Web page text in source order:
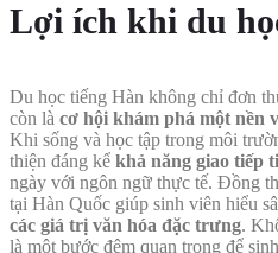
Lợi ích khi du
Du học tiếng Hàn không chỉ đơn
còn là cơ hội khám phá một nền
Khi sống và học tập trong môi
thiện đáng kể khả năng giao tiếp
ngày với ngôn ngữ thực tế. Đồng
tại Hàn Quốc giúp sinh viên hiểu
các giá trị văn hóa đặc trưng.
là một bước đệm quan trọng để